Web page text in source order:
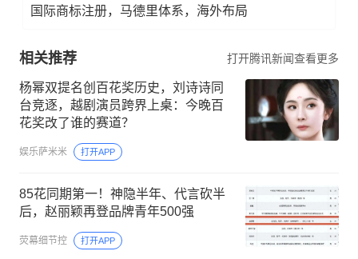
国际商标注册，马德里体系，海外布局
相关推荐 打开腾讯新闻查看更多
杨幂双提名创百花奖历史，刘诗诗同
台竞逐，越剧演员跨界上桌：今晚百
花奖改了谁的赛道？
娱乐萨米米 打开APP
85花同期第一！神隐半年、代言砍半
后，赵丽颖再登品牌青年500强
荧幕细节控 打开APP